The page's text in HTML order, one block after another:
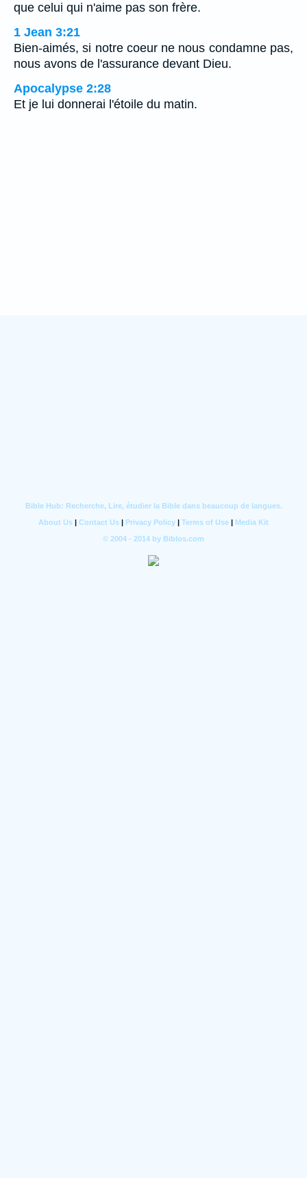
que celui qui n'aime pas son frère.
1 Jean 3:21
Bien-aimés, si notre coeur ne nous condamne pas,
nous avons de l'assurance devant Dieu.
Apocalypse 2:28
Et je lui donnerai l'étoile du matin.